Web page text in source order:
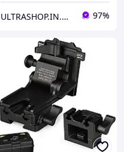
ULTRASHOP.IN.UA 🛒 Інтернет-магазин трендових гаджетів 97%